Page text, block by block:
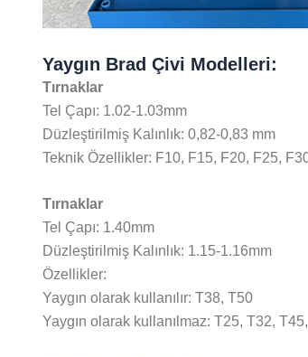
Yaygın Brad Çivi Modelleri:
Tırnaklar
Tel Çapı: 1.02-1.03mm
Düzleştirilmiş Kalınlık: 0,82-0,83 mm
Teknik Özellikler: F10, F15, F20, F25,
Tırnaklar
Tel Çapı: 1.40mm
Düzleştirilmiş Kalınlık: 1.15-1.16mm
Özellikler:
Yaygın olarak kullanılır: T38, T50
Yaygın olarak kullanılmaz: T25, T32,